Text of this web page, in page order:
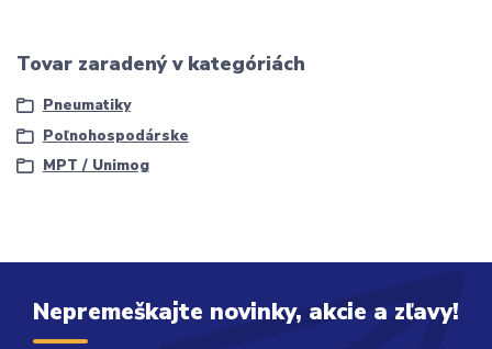
Tovar zaradený v kategóriách
Pneumatiky
Poľnohospodárske
MPT / Unimog
Nepremeškajte novinky, akcie a zľavy!